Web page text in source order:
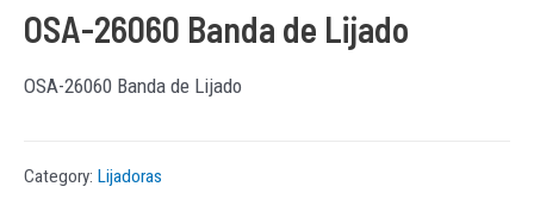
OSA-26060 Banda de Lijado
OSA-26060 Banda de Lijado
Category: Lijadoras